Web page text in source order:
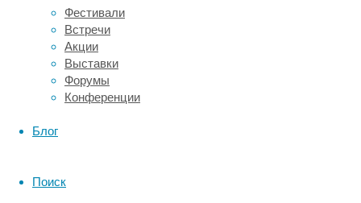
Фестивали
Встречи
Акции
Выставки
Форумы
Конференции
Блог
Поиск
они
прошли
тест,
который
позволяет
оценить